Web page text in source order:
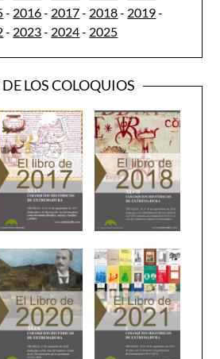
- 2016- 2017- 2018- 2019-
- 2023- 2024- 2025
LOS COLOQUIOS